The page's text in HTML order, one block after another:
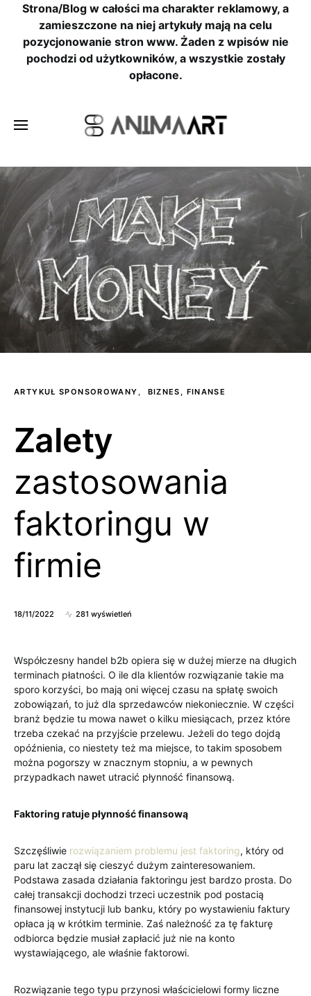
Strona/Blog w całości ma charakter reklamowy, a
zamieszczone na niej artykuły mają na celu
pozycjonowanie stron www. Żaden z wpisów nie
pochodzi od użytkowników, a wszystkie zostały
opłacone.
ARTYKUŁ SPONSOROWANY BIZNES, FINANSE
Zalety
zastosowania
faktoringu w
firmie
18/11/2022 281 wyświetleń
Współczesny handel b2b opiera się w dużej mierze na długich
terminach płatności. O ile dla klientów rozwiązanie takie ma
sporo korzyści, bo mają oni więcej czasu na spłatę swoich
zobowiązań, to już dla sprzedawców niekoniecznie. W części
branż będzie tu mowa nawet o kilku miesiącach, przez które
trzeba czekać na przyjście przelewu. Jeżeli do tego dojdą
opóźnienia, co niestety też ma miejsce, to takim sposobem
można pogorszy w znacznym stopniu, a w pewnych
przypadkach nawet utracić płynność finansową.
Faktoring ratuje płynność finansową
Szczęśliwie rozwiązaniem problemu jest faktoring, który od
paru lat zaczął się cieszyć dużym zainteresowaniem.
Podstawa zasada działania faktoringu jest bardzo prosta. Do
całej transakcji dochodzi trzeci uczestnik pod postacią
finansowej instytucji lub banku, który po wystawieniu faktury
opłaca ją w krótkim terminie. Zaś należność za tę fakturę
odbiorca będzie musiał zapłacić już nie na konto
wystawiającego, ale właśnie faktorowi.
Rozwiązanie tego typu przynosi właścicielowi formy liczne